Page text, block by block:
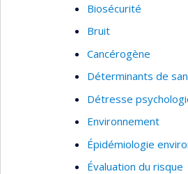
Biosécurité
Bruit
Cancérogène
Déterminants de
Détresse
Environnement
Épidémiologie
Évaluation du risque